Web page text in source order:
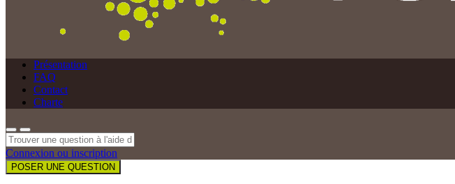
Présentation
FAQ
Contact
Charte
Connexion ou inscription
POSER UNE QUESTION